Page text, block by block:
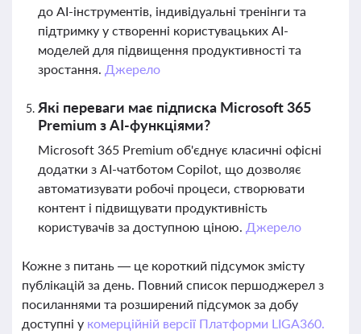
до AI-інструментів, індивідуальні тренінги та
підтримку у створенні користувацьких AI-
моделей для підвищення продуктивності та
зростання. Джерело
Які переваги має підписка Microsoft 365
Premium з AI-функціями?
Microsoft 365 Premium об'єднує класичні офісні
додатки з AI-чатботом Copilot, що дозволяє
автоматизувати робочі процеси, створювати
контент і підвищувати продуктивність
користувачів за доступною ціною. Джерело
Кожне з питань — це короткий підсумок змісту
публікацій за день. Повний список першоджерел з
посиланнями та розширений підсумок за добу
доступні у комерційній версії Платформи LIGA360.